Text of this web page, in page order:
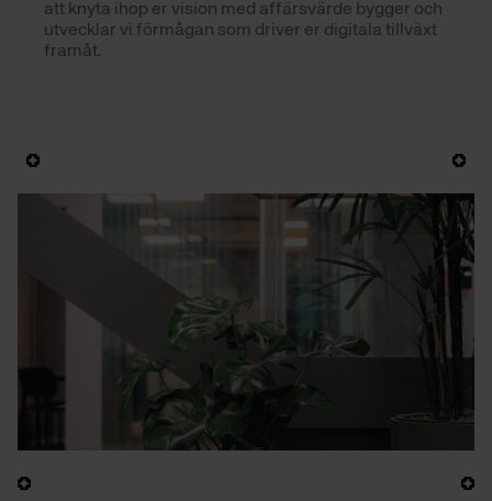
att knyta ihop er vision med affärsvärde bygger och
utvecklar vi förmågan som driver er digitala tillväxt
framåt.